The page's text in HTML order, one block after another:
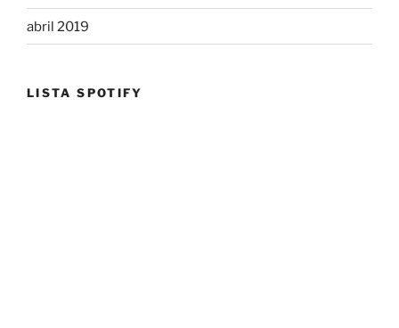
abril 2019
LISTA SPOTIFY